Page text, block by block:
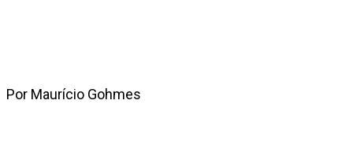
Por Maurício Gohmes